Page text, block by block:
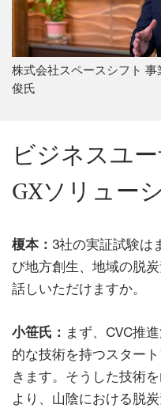
株式会社スペースシフト
俊氏
ビジネスユ
GXソリュー
榎本： 3社の実証試験は
び地方創生、地域の脱
話しいただけますか。
小笹氏： まず、CVC推
的な技術を持つスター
きます。そうした技術
より、山陰における脱